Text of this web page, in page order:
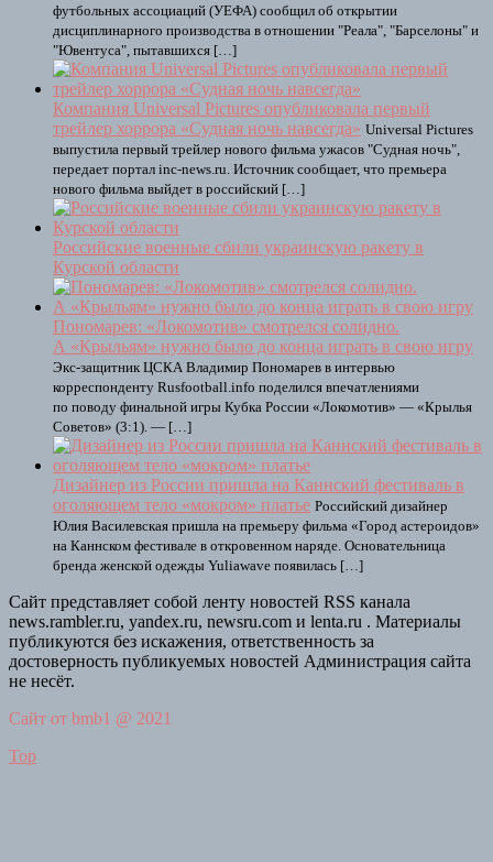
футбольных ассоциаций (УЕФА) сообщил об открытии
дисциплинарного производства в отношении "Реала", "Барселоны" и
"Ювентуса", пытавшихся […]
Компания Universal Pictures опубликовала первый
трейлер хоррора «Судная ночь навсегда» Universal Pictures
выпустила первый трейлер нового фильма ужасов "Судная ночь",
передает портал inc-news.ru. Источник сообщает, что премьера
нового фильма выйдет в российский […]
Российские военные сбили украинскую ракету в
Курской области
Пономарев: «Локомотив» смотрелся солидно.
А «Крыльям» нужно было до конца играть в свою игру
Экс-защитник ЦСКА Владимир Пономарев в интервью
корреспонденту Rusfootball.info поделился впечатлениями
по поводу финальной игры Кубка России «Локомотив» — «Крылья
Советов» (3:1). — […]
Дизайнер из России пришла на Каннский фестиваль в
оголяющем тело «мокром» платье Российский дизайнер
Юлия Василевская пришла на премьеру фильма «Город астероидов»
на Каннском фестивале в откровенном наряде. Основательница
бренда женской одежды Yuliawave появилась […]
Сайт представляет собой ленту новостей RSS канала
news.rambler.ru, yandex.ru, newsru.com и lenta.ru . Материалы
публикуются без искажения, ответственность за
достоверность публикуемых новостей Администрация сайта
не несёт.
Сайт от bmb1 @ 2021
Top